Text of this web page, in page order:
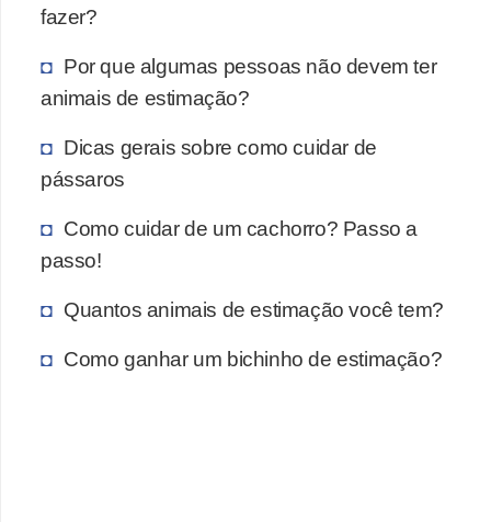
fazer?
Por que algumas pessoas não devem ter
animais de estimação?
Dicas gerais sobre como cuidar de
pássaros
Como cuidar de um cachorro? Passo a
passo!
Quantos animais de estimação você tem?
Como ganhar um bichinho de estimação?